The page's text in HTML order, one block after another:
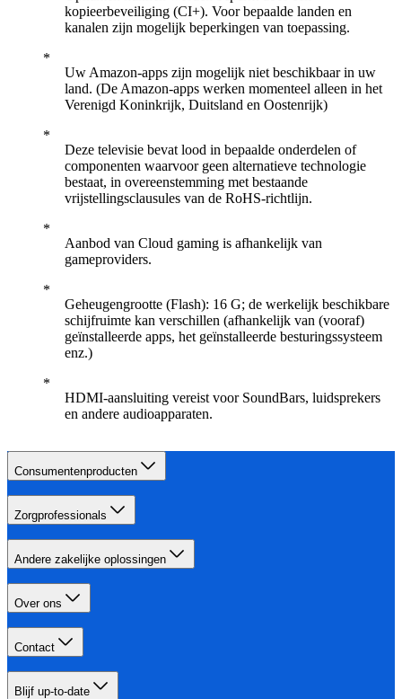
kopieerbeveiliging (CI+). Voor bepaalde landen en
kanalen zijn mogelijk beperkingen van toepassing.
Uw Amazon-apps zijn mogelijk niet beschikbaar in uw
land. (De Amazon-apps werken momenteel alleen in het
Verenigd Koninkrijk, Duitsland en Oostenrijk)
Deze televisie bevat lood in bepaalde onderdelen of
componenten waarvoor geen alternatieve technologie
bestaat, in overeenstemming met bestaande
vrijstellingsclausules van de RoHS-richtlijn.
Aanbod van Cloud gaming is afhankelijk van
gameproviders.
Geheugengrootte (Flash): 16 G; de werkelijk beschikbare
schijfruimte kan verschillen (afhankelijk van (vooraf)
geïnstalleerde apps, het geïnstalleerde besturingssysteem
enz.)
HDMI-aansluiting vereist voor SoundBars, luidsprekers
en andere audioapparaten.
Consumentenproducten
Zorgprofessionals
Andere zakelijke oplossingen
Over ons
Contact
Blijf up-to-date